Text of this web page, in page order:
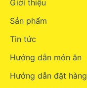
Giới thiệu
Sản phẩm
Tin tức
Hướng dẫn món ăn
Hướng dẫn đặt hàng